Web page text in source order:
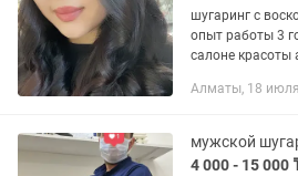
шугаринг с воском и сахарной пастой
опыт работы 3 года
салоне красоты адрес тороманова 40
покраска бровей наращивание ресниц
Алматы, 18 июля
4 000 - 15 000